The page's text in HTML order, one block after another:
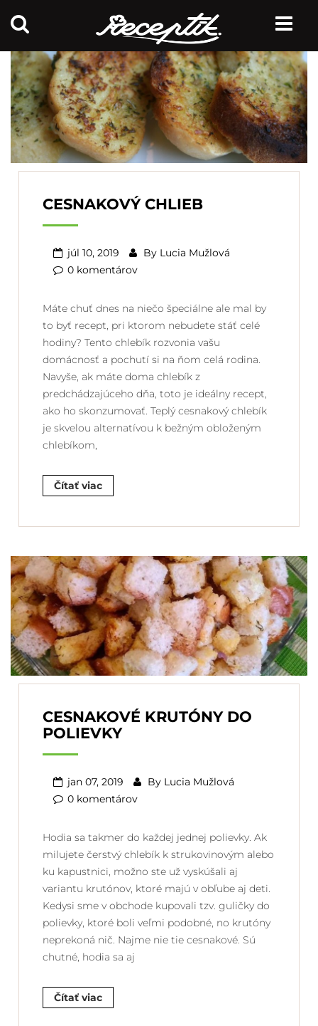
CESNAKOVÝ CHLIEB
júl 10, 2019 By Lucia Mužlová
0 komentárov
Máte chuť dnes na niečo špeciálne ale mal by
to byť recept, pri ktorom nebudete stáť celé
hodiny? Tento chlebík rozvonia vašu
domácnosť a pochutí si na ňom celá rodina.
Navyše, ak máte doma chlebík z
predchádzajúceho dňa, toto je ideálny recept,
ako ho skonzumovať. Teplý cesnakový chlebík
je skvelou alternatívou k bežným obloženým
chlebíkom,
Čítať viac
CESNAKOVÉ KRUTÓNY DO
POLIEVKY
jan 07, 2019 By Lucia Mužlová
0 komentárov
Hodia sa takmer do každej jednej polievky. Ak
milujete čerstvý chlebík k strukovinovým alebo
ku kapustnici, možno ste už vyskúšali aj
variantu krutónov, ktoré majú v obľube aj deti.
Kedysi sme v obchode kupovali tzv. guličky do
polievky, ktoré boli veľmi podobné, no krutóny
neprekoná nič. Najme nie tie cesnakové. Sú
chutné, hodia sa aj
Čítať viac